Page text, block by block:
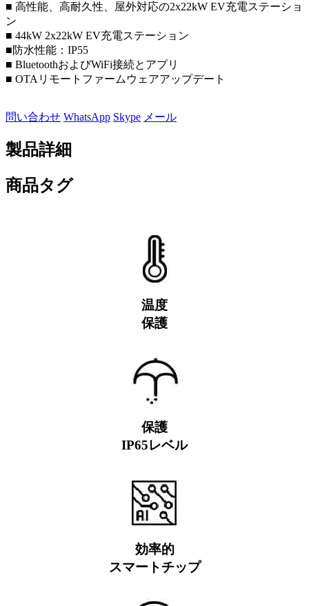
■ 高性能、高耐久性、屋外対応の2x22kW EV充電ステーショ
ン
■ 44kW 2x22kW EV充電ステーション
■防水性能：IP55
■ BluetoothおよびWiFi接続とアプリ
■ OTAリモートファームウェアアップデート
問い合わせ WhatsApp Skype メール
製品詳細
商品タグ
温度
保護
保護
IP65レベル
効率的
スマートチップ